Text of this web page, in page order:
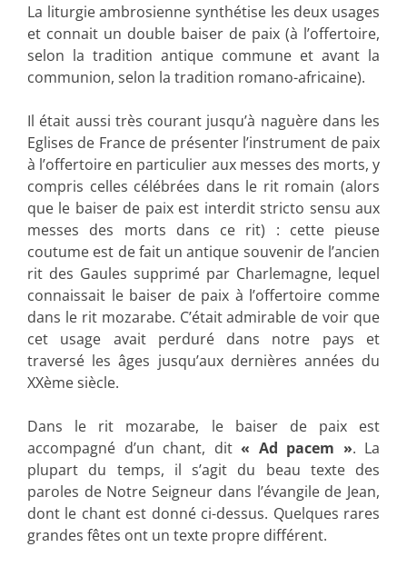
La liturgie ambrosienne synthétise les deux usages
et connait un double baiser de paix (à l’offertoire,
selon la tradition antique commune et avant la
communion, selon la tradition romano-africaine).
Il était aussi très courant jusqu’à naguère dans les
Eglises de France de présenter l’instrument de paix
à l’offertoire en particulier aux messes des morts, y
compris celles célébrées dans le rit romain (alors
que le baiser de paix est interdit stricto sensu aux
messes des morts dans ce rit) : cette pieuse
coutume est de fait un antique souvenir de l’ancien
rit des Gaules supprimé par Charlemagne, lequel
connaissait le baiser de paix à l’offertoire comme
dans le rit mozarabe. C’était admirable de voir que
cet usage avait perduré dans notre pays et
traversé les âges jusqu’aux dernières années du
XXème siècle.
Dans le rit mozarabe, le baiser de paix est
accompagné d’un chant, dit « Ad pacem ». La
plupart du temps, il s’agit du beau texte des
paroles de Notre Seigneur dans l’évangile de Jean,
dont le chant est donné ci-dessus. Quelques rares
grandes fêtes ont un texte propre différent.